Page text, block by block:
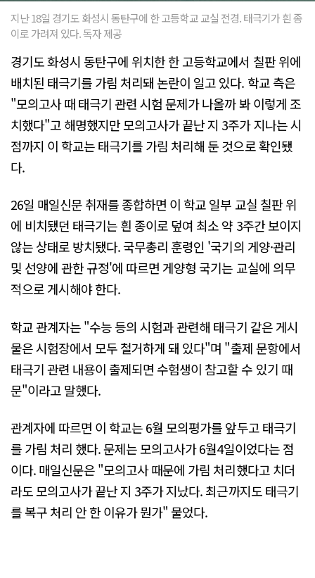
지난 18일 경기도 화성시 동탄구에 한 고등학교 교실 전경. 태극기가 흰 종
이로 가려져 있다. 독자 제공
경기도 화성시 동탄구에 위치한 한 고등학교에서 칠판 위에
배치된 태극기를 가림 처리돼 논란이 일고 있다. 학교 측은
"모의고사 때 태극기 관련 시험 문제가 나올까 봐 이렇게 조
치했다"고 해명했지만 모의고사가 끝난 지 3주가 지나는 시
점까지 이 학교는 태극기를 가림 처리해 둔 것으로 확인됐
다.
26일 매일신문 취재를 종합하면 이 학교 일부 교실 칠판 위
에 비치됐던 태극기는 흰 종이로 덮여 최소 약 3주간 보이지
않는 상태로 방치됐다. 국무총리 훈령인 '국기의 게양·관리
및 선양에 관한 규정'에 따르면 게양형 국기는 교실에 의무
적으로 게시해야 한다.
학교 관계자는 "수능 등의 시험과 관련해 태극기 같은 게시
물은 시험장에서 모두 철거하게 돼 있다"며 "출제 문항에서
태극기 관련 내용이 출제되면 수험생이 참고할 수 있기 때
문"이라고 말했다.
관계자에 따르면 이 학교는 6월 모의평가를 앞두고 태극기
를 가림 처리 했다. 문제는 모의고사가 6월4일이었다는 점
이다. 매일신문은 "모의고사 때문에 가림 처리했다고 치더
라도 모의고사가 끝난 지 3주가 지났다. 최근까지도 태극기
를 복구 처리 안 한 이유가 뭔가" 물었다.